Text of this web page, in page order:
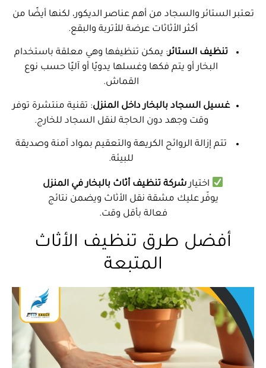
تعتبر الستائر والسجاد من أهم عناصر الديكور، لكنها أيضًا من
أكثر الأثاثات عرضة للأتربة والبقع.
تنظيف الستائر: يمكن تنظيفها وهي معلقة باستخدام
البخار أو يتم فكها وغسلها يدويًا أو آليًا حسب نوع
القماش.
غسيل السجاد بالبخار داخل المنزل: تقنية منتشرة توفر
وقت وجهد دون الحاجة لنقل السجاد للخارج.
تتم إزالة الروائح الكريهة والتعقيم بمواد آمنة وصديقة
للبيئة.
اختيارشركة تنظيف أثاث بالبخار في المنزل
يوفّر عليك مشقة نقل الأثاث ويضمن نتائج
فعالة بأقل وقت.
أفضل طرق تنظيف الأثاث
المتبعة